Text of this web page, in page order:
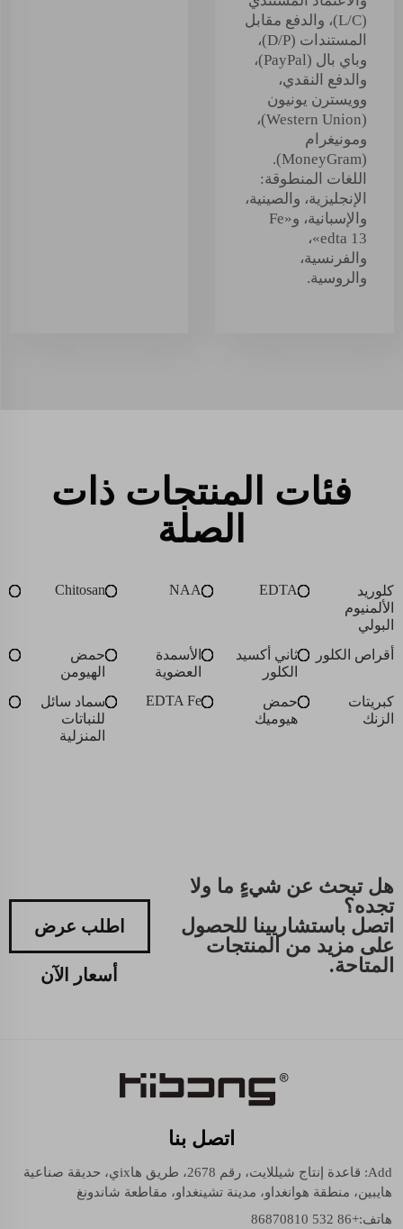
(L/C)، والدفع مقابل
المستندات (D/P)،
وباي بال (PayPal)،
والدفع النقدي،
وويسترن يونيون
(Western Union)،
ومونيغرام
(MoneyGram).
اللغات المنطوقة:
الإنجليزية، والصينية،
والإسبانية، و«Fe
edta 13»،
والفرنسية،
والروسية.
فئات المنتجات ذات
الصلة
كلوريد
الألمنيوم
البولي
EDTA
NAA
Chitosan
أقراص الكلور
ثاني أكسيد
الكلور
الأسمدة
العضوية
حمض
الهيومن
كبريتات
الزنك
حمض
هيوميك
EDTA Fe
سماد سائل
للنباتات
المنزلية
هل تبحث عن شيءٍ ما ولا
تجده؟
اتصل باستشاريينا للحصول
على مزيد من المنتجات
المتاحة.
اطلب عرض
أسعار الآن
اتصل بنا
Add: قاعدة إنتاج شيللايت، رقم 2678، طريق هاixي، حديقة صناعية
هايبين، منطقة هوانغداو، مدينة تشينغداو، مقاطعة شاندونغ
هاتف:+86 532 86870810